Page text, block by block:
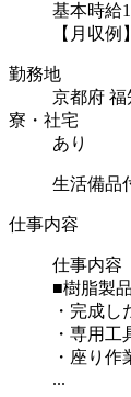
基本時給
【月収例
勤務地
京都府 福
寮・社宅
あり
生活備品
仕事内容
仕事内容
■樹脂製
・完成
・専用
・座り
...